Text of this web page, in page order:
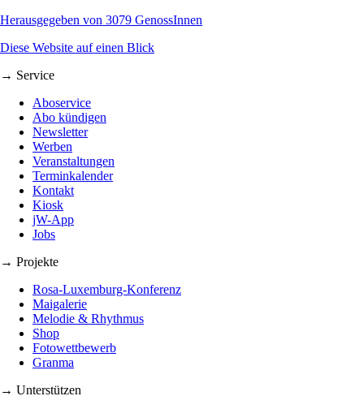
Herausgegeben von 3079 GenossInnen
Diese Website auf einen Blick
→ Service
Aboservice
Abo kündigen
Newsletter
Werben
Veranstaltungen
Terminkalender
Kontakt
Kiosk
jW-App
Jobs
→ Projekte
Rosa-Luxemburg-Konferenz
Maigalerie
Melodie & Rhythmus
Shop
Fotowettbewerb
Granma
→ Unterstützen